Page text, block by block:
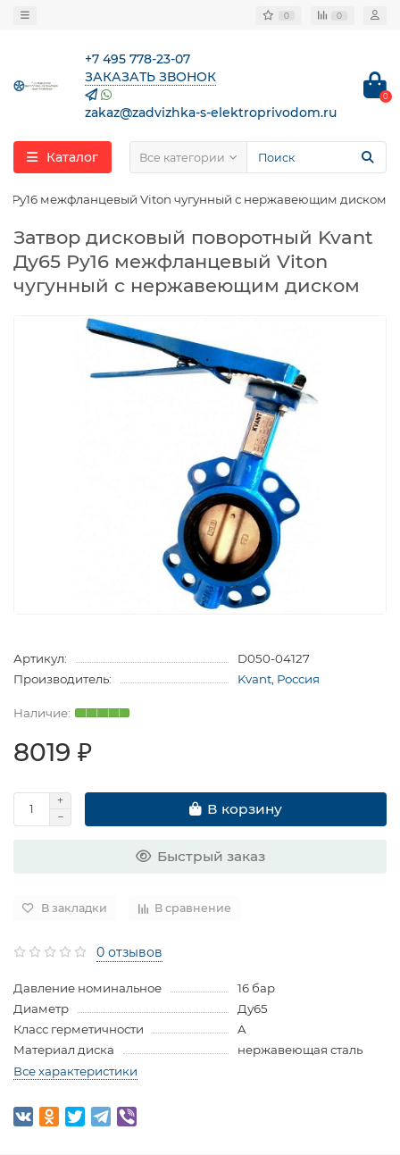
0 0
+7 495 778-23-07
ЗАКАЗАТЬ ЗВОНОК
zakaz@zadvizhka-s-elektroprivodom.ru
0
Каталог Все категории
Ру16 межфланцевый Viton чугунный с нержавеющим диском
Затвор дисковый поворотный Kvant
Ду65 Ру16 межфланцевый Viton
чугунный с нержавеющим диском
Артикул:
D050-04127
Производитель:
Kvant, Россия
8019 ₽
В корзину
Быстрый заказ
В закладки В сравнение
0 отзывов
Давление номинальное
16 бар
Диаметр
Ду65
Класс герметичности
A
Материал диска
нержавеющая сталь
Все характеристики